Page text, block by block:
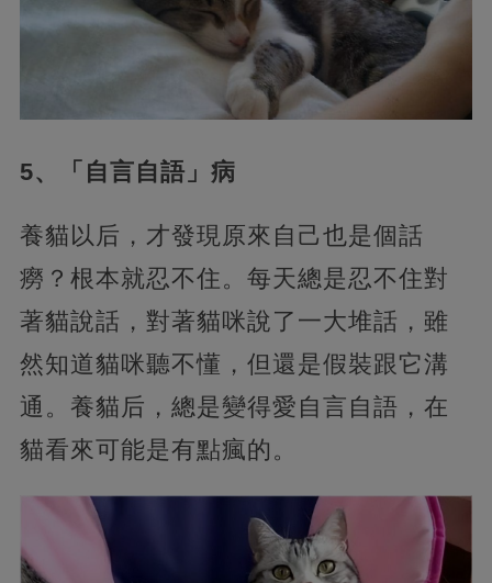
5、「自言自語」病
養貓以后，才發現原來自己也是個話
癆？根本就忍不住。每天總是忍不住對
著貓說話，對著貓咪說了一大堆話，雖
然知道貓咪聽不懂，但還是假裝跟它溝
通。養貓后，總是變得愛自言自語，在
貓看來可能是有點瘋的。